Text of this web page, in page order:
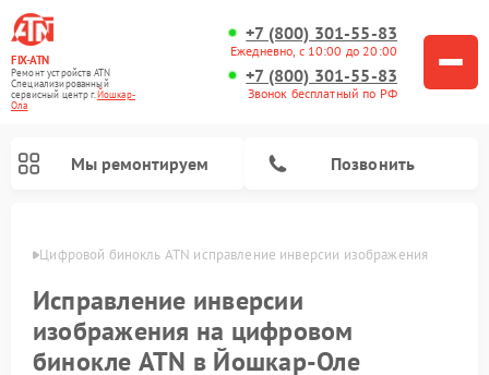
FIX-ATN
Ремонт устройств ATN
Специализированный
cервисный центр г.Йошкар-
Ола
+7 (800) 301-55-83
Ежедневно, с 10:00 до 20:00
+7 (800) 301-55-83
Звонок бесплатный по РФ
Мы ремонтируем Позвонить
Оле Цифровой бинокль ATN исправление инверсии изображения
Исправление инверсии
изображения на цифровом
бинокле ATN в Йошкар-Оле